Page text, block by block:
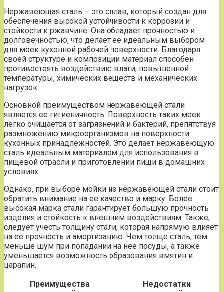
Нержавеющая сталь – это сплав, который создан для
обеспечения высокой устойчивости к коррозии и
стойкости к ржавчине. Она обладает прочностью и
долговечностью, что делает ее идеальным выбором
для моек кухонной рабочей поверхности. Благодаря
своей структуре и композиции материал способен
противостоять воздействию влаги, повышенной
температуры, химических веществ и механических
нагрузок.
Основной преимуществом нержавеющей стали
является ее гигиеничность. Поверхность таких моек
легко очищается от загрязнений и бактерий, препятствуя
размножению микроорганизмов на поверхности
кухонных принадлежностей. Это делает нержавеющую
сталь идеальным материалом для использования в
пищевой отрасли и приготовлении пищи в домашних
условиях.
Однако, при выборе мойки из нержавеющей стали стоит
обратить внимание на ее качество и марку. Более
высокая марка стали гарантирует большую прочность
изделия и стойкость к внешним воздействиям. Также,
следует учесть толщину стали, которая напрямую влияет
на ее прочность и амортизацию. Чем толще сталь, тем
меньше шум при попадании на нее посуды, а также
уменьшается возможность образования вмятин и
царапин.
Преимущества
Недостатки